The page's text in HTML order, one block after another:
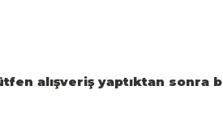
alışveriş yaptıktan sonra